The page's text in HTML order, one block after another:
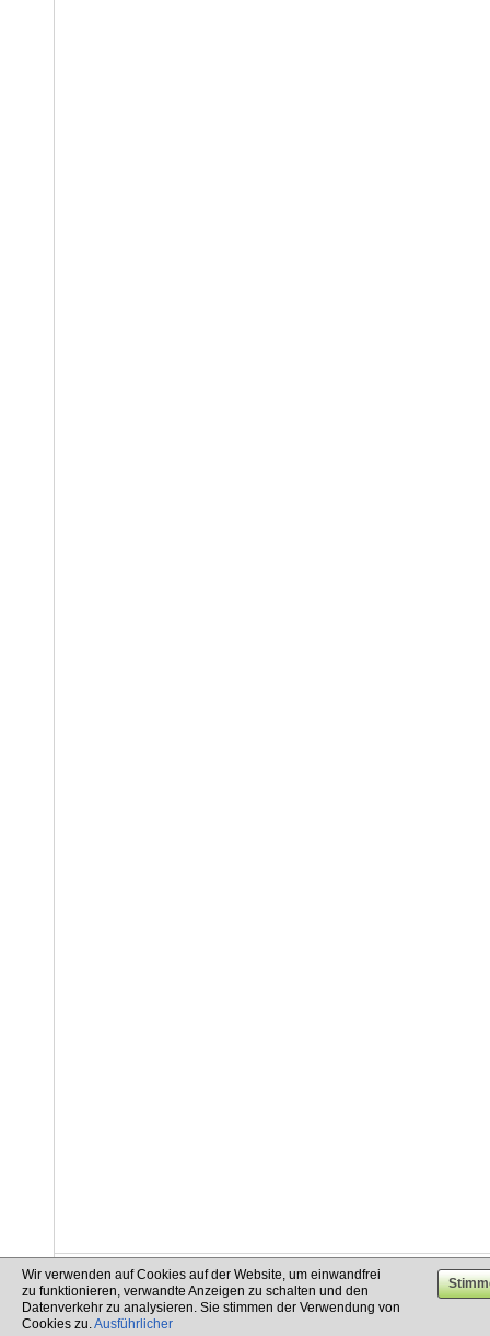
info@cargo.lt
+370 655 17777
+371 258 92085
+380 50 337-20-47
+48 732-083-262
Wir verwenden auf Cookies auf der Website, um einwandfrei
zu funktionieren, verwandte Anzeigen zu schalten und den
Datenverkehr zu analysieren. Sie stimmen der Verwendung von
Cookies zu.Ausführlicher